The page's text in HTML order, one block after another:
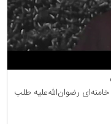
رضوان‌الله‌علیه طلب